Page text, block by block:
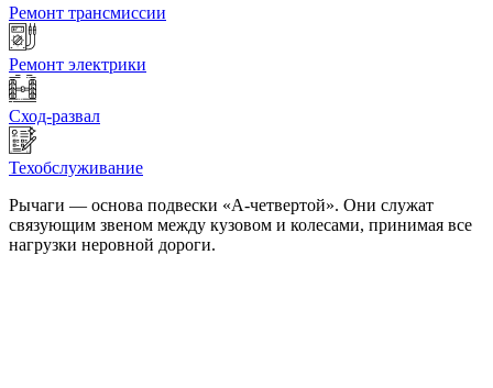
Ремонт трансмиссии
Ремонт электрики
Сход-развал
Техобслуживание
Рычаги — основа подвески «А-четвертой». Они служат
связующим звеном между кузовом и колесами, принимая все
нагрузки неровной дороги.